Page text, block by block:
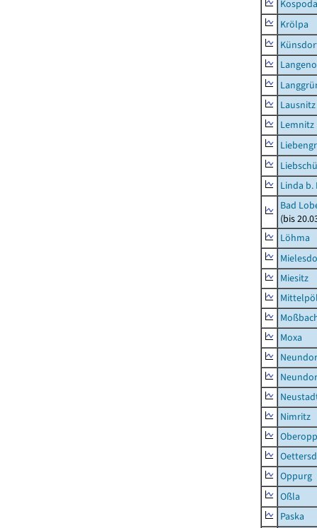
Kospoda
Krölpa
Lemnitz
Linda b.
Bad
(bis
Löhma
Miesitz
Moxa
Nimritz
Oppurg
Oßla
Paska